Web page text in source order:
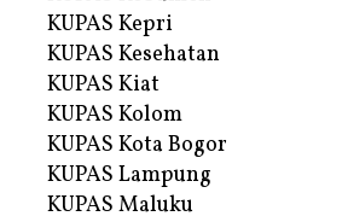
KUPAS Kepri
KUPAS Kesehatan
KUPAS Kiat
KUPAS Kolom
KUPAS Kota Bogor
KUPAS Lampung
KUPAS Maluku